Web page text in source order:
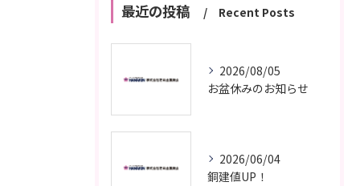
最近の投稿 Recent Posts
2026/08/05
お盆休みのお知らせ
2026/06/04
銅建値UP！